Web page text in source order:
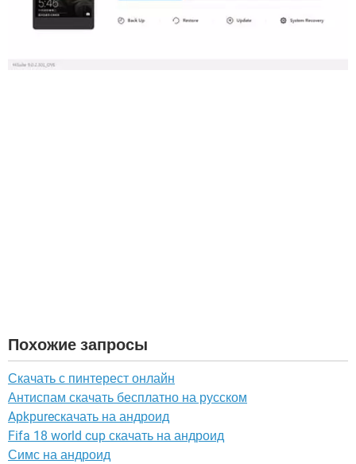
Похожие запросы
Скачать с пинтерест онлайн
Антиспам скачать бесплатно на русском
Apkpureскачать на андроид
Fifa 18 world cup скачать на андроид
Симс на андроид